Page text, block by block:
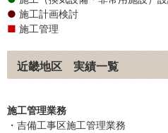
施工計画検討
施工管理
近畿地区 実績一覧
施工管理業務
・吉備工事区施工管理業務